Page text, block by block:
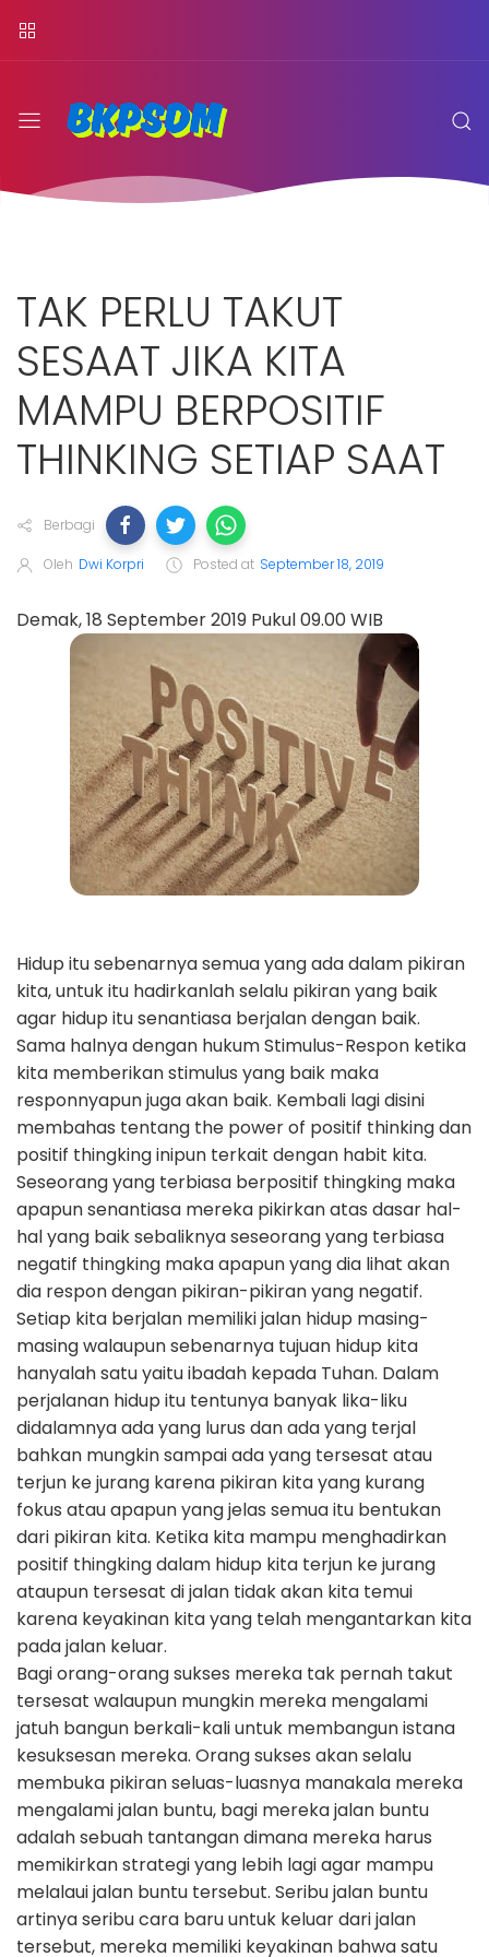
TAK PERLU TAKUT
SESAAT JIKA KITA
MAMPU BERPOSITIF
THINKING SETIAP SAAT
Berbagi
Oleh Dwi Korpri Posted at September 18, 2019
Demak, 18 September 2019 Pukul 09.00 WIB
Hidup itu sebenarnya semua yang ada dalam pikiran
kita, untuk itu hadirkanlah selalu pikiran yang baik
agar hidup itu senantiasa berjalan dengan baik.
Sama halnya dengan hukum Stimulus-Respon ketika
kita memberikan stimulus yang baik maka
responnyapun juga akan baik. Kembali lagi disini
membahas tentang the power of positif thinking dan
positif thingking inipun terkait dengan habit kita.
Seseorang yang terbiasa berpositif thingking maka
apapun senantiasa mereka pikirkan atas dasar hal-
hal yang baik sebaliknya seseorang yang terbiasa
negatif thingking maka apapun yang dia lihat akan
dia respon dengan pikiran-pikiran yang negatif.
Setiap kita berjalan memiliki jalan hidup masing-
masing walaupun sebenarnya tujuan hidup kita
hanyalah satu yaitu ibadah kepada Tuhan. Dalam
perjalanan hidup itu tentunya banyak lika-liku
didalamnya ada yang lurus dan ada yang terjal
bahkan mungkin sampai ada yang tersesat atau
terjun ke jurang karena pikiran kita yang kurang
fokus atau apapun yang jelas semua itu bentukan
dari pikiran kita. Ketika kita mampu menghadirkan
positif thingking dalam hidup kita terjun ke jurang
ataupun tersesat di jalan tidak akan kita temui
karena keyakinan kita yang telah mengantarkan kita
pada jalan keluar.
Bagi orang-orang sukses mereka tak pernah takut
tersesat walaupun mungkin mereka mengalami
jatuh bangun berkali-kali untuk membangun istana
kesuksesan mereka. Orang sukses akan selalu
membuka pikiran seluas-luasnya manakala mereka
mengalami jalan buntu, bagi mereka jalan buntu
adalah sebuah tantangan dimana mereka harus
memikirkan strategi yang lebih lagi agar mampu
melalaui jalan buntu tersebut. Seribu jalan buntu
artinya seribu cara baru untuk keluar dari jalan
tersebut, mereka memiliki keyakinan bahwa satu